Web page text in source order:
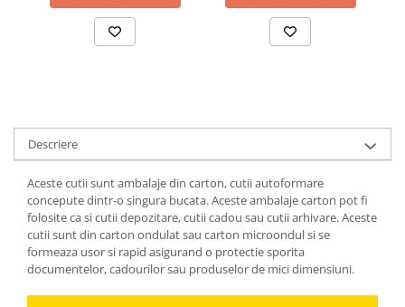
Descriere
Aceste cutii sunt ambalaje din carton, cutii autoformare
concepute dintr-o singura bucata. Aceste ambalaje carton pot fi
folosite ca si cutii depozitare, cutii cadou sau cutii arhivare. Aceste
cutii sunt din carton ondulat sau carton microondul si se
formeaza usor si rapid asigurand o protectie sporita
documentelor, cadourilor sau produselor de mici dimensiuni.